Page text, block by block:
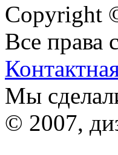
Copyright
Все права
Мы
© 2007,